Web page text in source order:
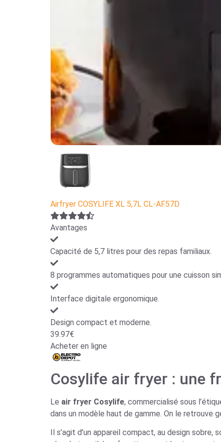
Airfryer COSYLIFE XL 5,7L CL-AF57D
Avantages
Capacité de 5,7 litres pour des repas familiaux.
8 programmes automatiques pour une cuisson
Interface digitale ergonomique.
Design compact et moderne.
39.97€
Acheter en ligne
Cosylife air fryer : une
Le air fryer Cosylife, commercialisé sous
dans un modèle haut de gamme. On le retrouve
Il s’agit d’un appareil compact, au design